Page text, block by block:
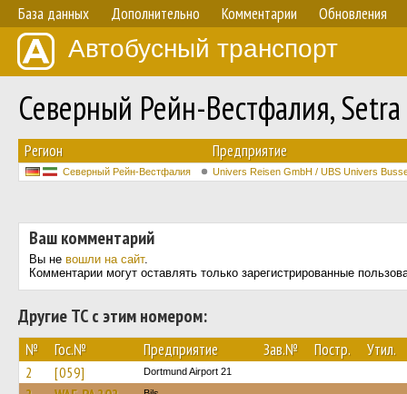
База данных Дополнительно Комментарии Обновления
Автобусный транспорт
Северный Рейн-Вестфалия,
Регион Предприятие
Северный Рейн-Вестфалия Univers Reisen GmbH / UBS Univers
Ваш комментарий
Вы не вошли на сайт.
Комментарии могут оставлять только зарегистрированные
Другие ТС с этим номером:
№ Гос.№ Предприятие Зав.№ Постр. Утил.
2 [059] Dortmund Airport 21